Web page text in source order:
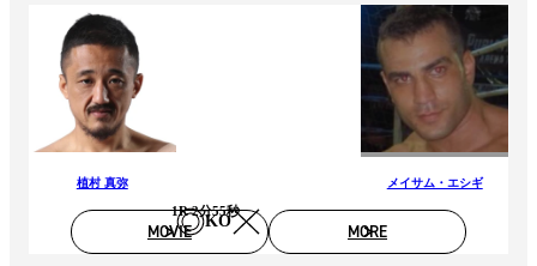
植村 真弥
KO
1R 2分55秒
メイサム・エシギ
MOVIE MORE